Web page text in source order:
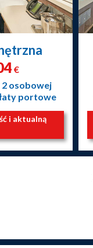
€
2 osobowej
portowe
i aktualną